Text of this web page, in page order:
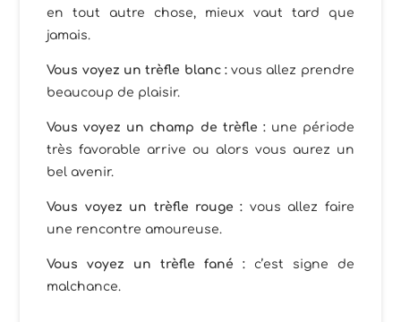
en tout autre chose, mieux vaut tard que
jamais.
Vous voyez un trèfle blanc :vous allez prendre
beaucoup de plaisir.
Vous voyez un champ de trèfle : une période
très favorable arrive ou alors vous aurez un
bel avenir.
Vous voyez un trèfle rouge : vous allez faire
une rencontre amoureuse.
Vous voyez un trèfle fané : c’est signe de
malchance.